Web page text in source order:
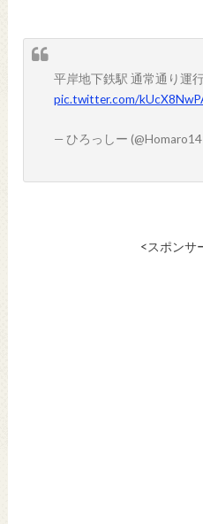
平岸地下鉄駅 通常通り運
pic.twitter.com/
— ひろっしー
<スポンサ